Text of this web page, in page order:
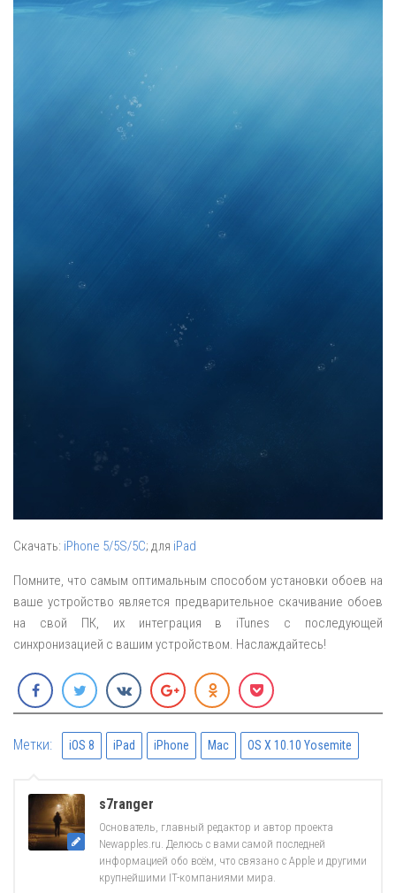
Скачать: iPhone 5/5S/5C; для iPad
Помните, что самым оптимальным способом установки обоев на
ваше устройство является предварительное скачивание обоев
на свой ПК, их интеграция в iTunes с последующей
синхронизацией с вашим устройством. Наслаждайтесь!
Метки: iOS 8 iPad iPhone Mac OS X 10.10 Yosemite
s7ranger
Основатель, главный редактор и автор проекта
Newapples.ru. Делюсь с вами самой последней
информацией обо всём, что связано с Apple и другими
крупнейшими IT-компаниями мира.